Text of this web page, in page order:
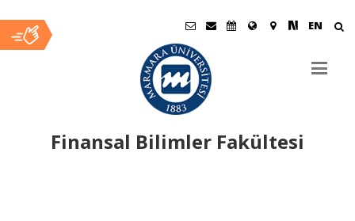
EN
Finansal Bilimler Fakültesi